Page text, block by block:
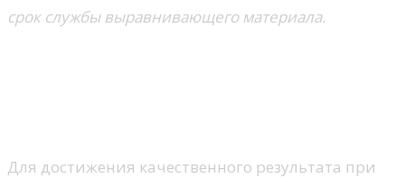
срок службы выравнивающего материала.
Для достижения качественного результата при